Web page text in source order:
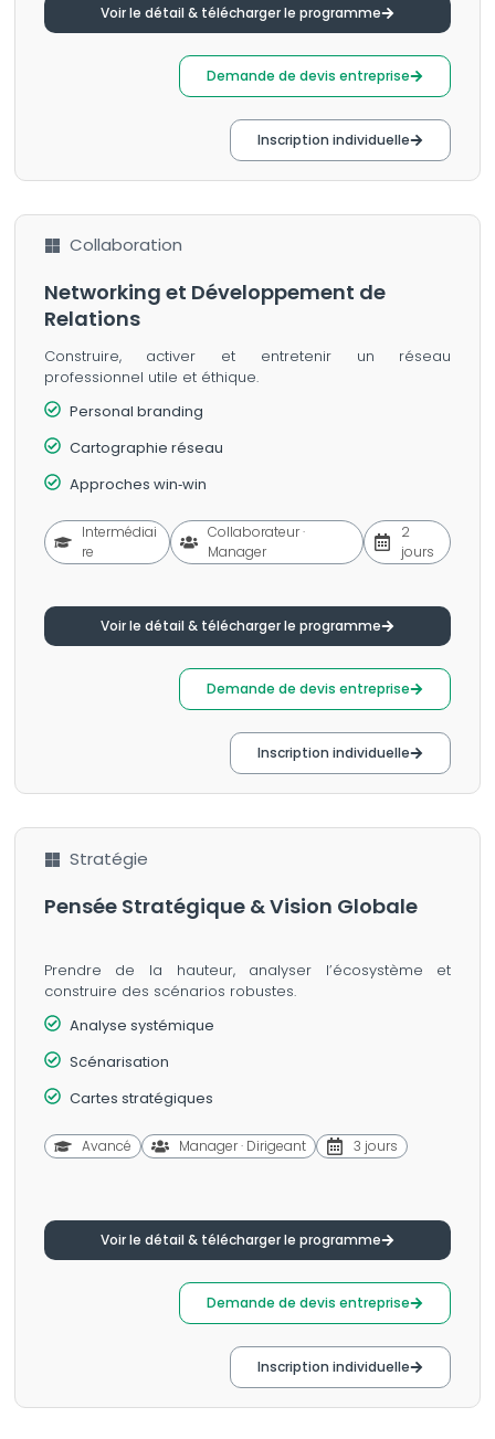
Voir le détail & télécharger le programme
Demande de devis entreprise
Inscription individuelle
Collaboration
Networking et Développement de
Relations
Construire, activer et entretenir un réseau
professionnel utile et éthique.
Personal branding
Cartographie réseau
Approches win‑win
Intermédiai
re
Collaborateur ·
Manager
2
jours
Voir le détail & télécharger le programme
Demande de devis entreprise
Inscription individuelle
Stratégie
Pensée Stratégique & Vision Globale
Prendre de la hauteur, analyser l’écosystème et
construire des scénarios robustes.
Analyse systémique
Scénarisation
Cartes stratégiques
Avancé Manager · Dirigeant 3 jours
Voir le détail & télécharger le programme
Demande de devis entreprise
Inscription individuelle